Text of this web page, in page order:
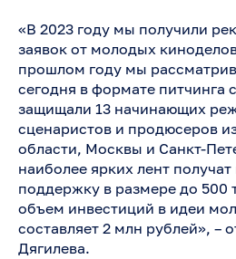
«В 2023 году мы получили
заявок от молодых
прошлом году мы
сегодня в формате питчинга
защищали 13 начинающих
сценаристов и продюсеров
области, Москвы и Санкт-
наиболее ярких лент
поддержку в размере до 500
объем инвестиций в идеи
составляет 2 млн рублей», –
Дягилева.